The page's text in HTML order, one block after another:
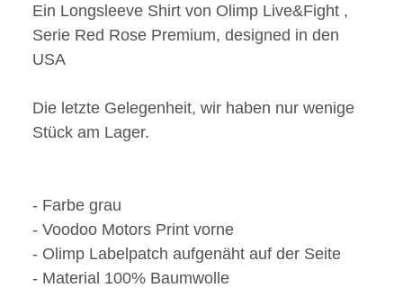
Ein Longsleeve Shirt von Olimp Live&Fight ,
Serie Red Rose Premium, designed in den
USA
Die letzte Gelegenheit, wir haben nur wenige
Stück am Lager.
- Farbe grau
- Voodoo Motors Print vorne
- Olimp Labelpatch aufgenäht auf der Seite
- Material 100% Baumwolle